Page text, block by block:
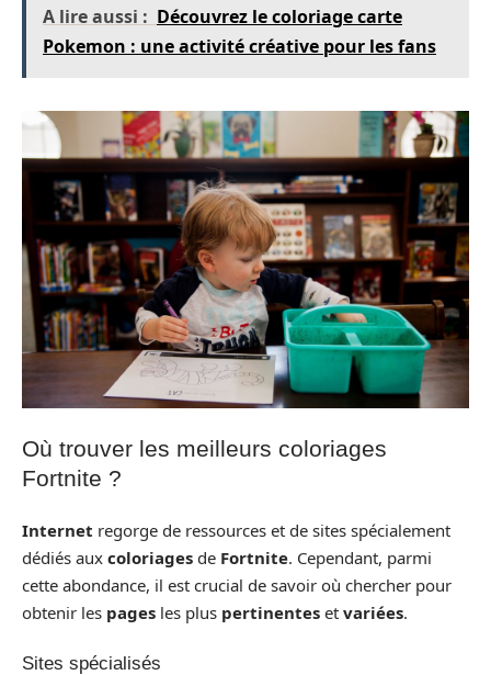
A lire aussi : Découvrez le coloriage carte
Pokemon : une activité créative pour les fans
Où trouver les meilleurs coloriages
Fortnite ?
Internet regorge de ressources et de sites spécialement
dédiés aux coloriages de Fortnite. Cependant, parmi
cette abondance, il est crucial de savoir où chercher pour
obtenir les pages les plus pertinentes et variées.
Sites spécialisés